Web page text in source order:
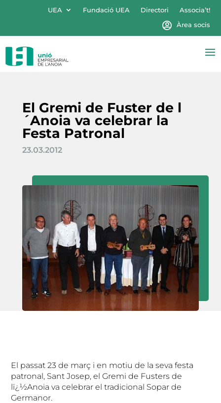
UEA Fundació UEA Directori
Associa’t!
Àrea socis
El Gremi de Fuster de l
´Anoia va celebrar la
Festa Patronal
23.03.2012
El passat 23 de març i en motiu de la seva festa
patronal, Sant Josep, el Gremi de Fusters de
lï¿½Anoia va celebrar el tradicional Sopar de
Germanor.